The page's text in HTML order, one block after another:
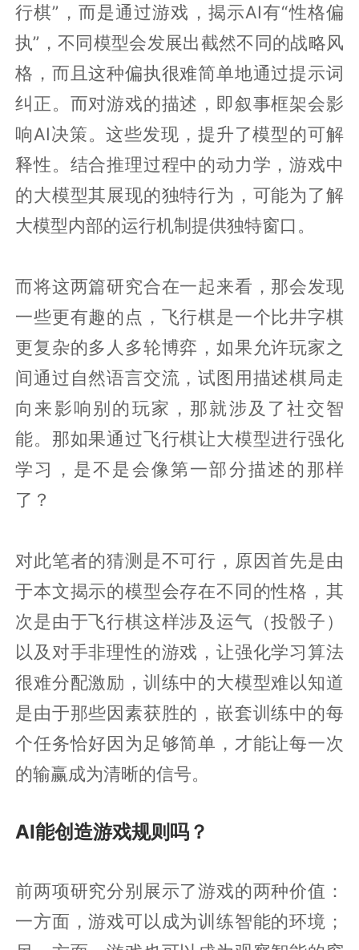
行棋”，而是通过游戏，揭示AI有“性格偏
执”，不同模型会发展出截然不同的战略风
格，而且这种偏执很难简单地通过提示词
纠正。而对游戏的描述，即叙事框架会影
响AI决策。这些发现，提升了模型的可解
释性。结合推理过程中的动力学，游戏中
的大模型其展现的独特行为，可能为了解
大模型内部的运行机制提供独特窗口。
而将这两篇研究合在一起来看，那会发现
一些更有趣的点，飞行棋是一个比井字棋
更复杂的多人多轮博弈，如果允许玩家之
间通过自然语言交流，试图用描述棋局走
向来影响别的玩家，那就涉及了社交智
能。那如果通过飞行棋让大模型进行强化
学习，是不是会像第一部分描述的那样
了？
对此笔者的猜测是不可行，原因首先是由
于本文揭示的模型会存在不同的性格，其
次是由于飞行棋这样涉及运气（投骰子）
以及对手非理性的游戏，让强化学习算法
很难分配激励，训练中的大模型难以知道
是由于那些因素获胜的，嵌套训练中的每
个任务恰好因为足够简单，才能让每一次
的输赢成为清晰的信号。
AI能创造游戏规则吗？
前两项研究分别展示了游戏的两种价值：
一方面，游戏可以成为训练智能的环境；